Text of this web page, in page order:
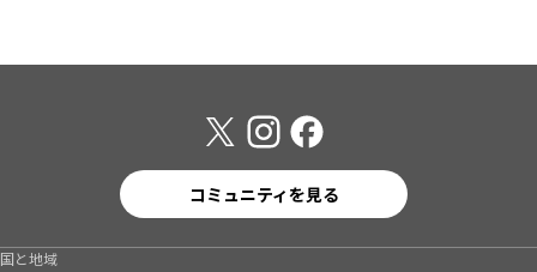
コミュニティを見る
国と地域